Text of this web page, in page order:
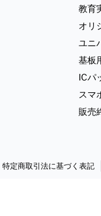
教育
オリ
ユニ
基板
ICパ
スマ
販売
特定商取引法に基づく表記